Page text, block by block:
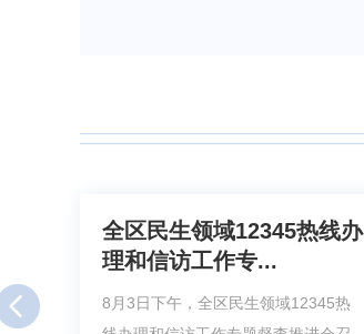
全区民生领域12345热线办
理和信访工作专...
8月3日下午，全区民生领域12345热